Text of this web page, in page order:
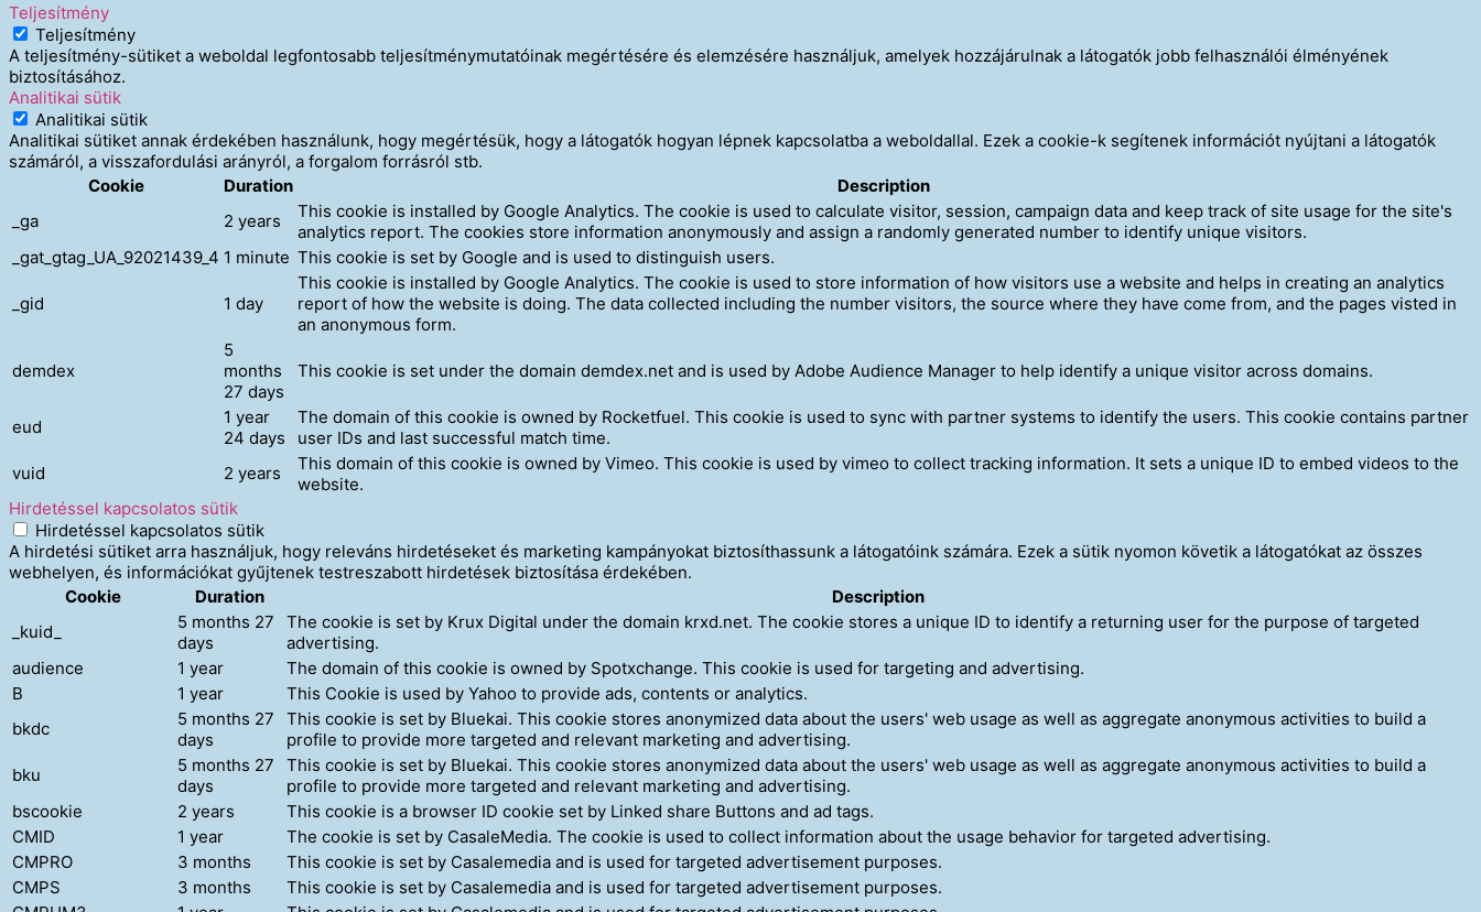
Teljesítmény
Teljesítmény
A teljesítmény-sütiket a weboldal legfontosabb teljesítménymutatóinak megértésére és elemzésére használjuk, amelyek hozzájárulnak a látogatók jobb felhasználói élményének
biztosításához.
Analitikai sütik
Analitikai sütik
Analitikai sütiket annak érdekében használunk, hogy megértésük, hogy a látogatók hogyan lépnek kapcsolatba a weboldallal. Ezek a cookie-k segítenek információt nyújtani a látogatók
számáról, a visszafordulási arányról, a forgalom forrásról stb.
Cookie
Duration
Description
_ga
2 years
This cookie is installed by Google Analytics. The cookie is used to calculate visitor, session, campaign data and keep track of site usage for the site's
analytics report. The cookies store information anonymously and assign a randomly generated number to identify unique visitors.
_gat_gtag_UA_92021439_4 1 minute This cookie is set by Google and is used to distinguish users.
_gid 1 day
This cookie is installed by Google Analytics. The cookie is used to store information of how visitors use a website and helps in creating an analytics
report of how the website is doing. The data collected including the number visitors, the source where they have come from, and the pages visted in
an anonymous form.
demdex
5
months
27 days
This cookie is set under the domain demdex.net and is used by Adobe Audience Manager to help identify a unique visitor across domains.
eud
1 year
24 days
The domain of this cookie is owned by Rocketfuel. This cookie is used to sync with partner systems to identify the users. This cookie contains partner
user IDs and last successful match time.
vuid
2 years
This domain of this cookie is owned by Vimeo. This cookie is used by vimeo to collect tracking information. It sets a unique ID to embed videos to the
website.
Hirdetéssel kapcsolatos sütik
Hirdetéssel kapcsolatos sütik
A hirdetési sütiket arra használjuk, hogy releváns hirdetéseket és marketing kampányokat biztosíthassunk a látogatóink számára. Ezek a sütik nyomon követik a látogatókat az összes
webhelyen, és információkat gyűjtenek testreszabott hirdetések biztosítása érdekében.
Cookie
Duration
Description
_kuid_
5 months 27
days
The cookie is set by Krux Digital under the domain krxd.net. The cookie stores a unique ID to identify a returning user for the purpose of targeted
advertising.
audience
1 year
The domain of this cookie is owned by Spotxchange. This cookie is used for targeting and advertising.
B
1 year
This Cookie is used by Yahoo to provide ads, contents or analytics.
bkdc
5 months 27
days
This cookie is set by Bluekai. This cookie stores anonymized data about the users' web usage as well as aggregate anonymous activities to build a
profile to provide more targeted and relevant marketing and advertising.
bku
5 months 27
days
This cookie is set by Bluekai. This cookie stores anonymized data about the users' web usage as well as aggregate anonymous activities to build a
profile to provide more targeted and relevant marketing and advertising.
bscookie
2 years
This cookie is a browser ID cookie set by Linked share Buttons and ad tags.
CMID
1 year
The cookie is set by CasaleMedia. The cookie is used to collect information about the usage behavior for targeted advertising.
CMPRO
3 months
This cookie is set by Casalemedia and is used for targeted advertisement purposes.
CMPS
3 months
This cookie is set by Casalemedia and is used for targeted advertisement purposes.